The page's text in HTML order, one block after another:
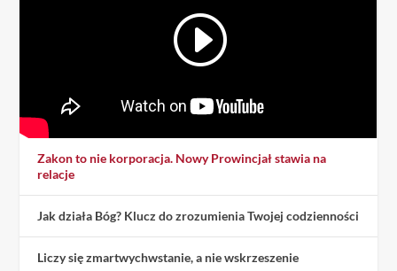
Zakon to nie korporacja. Nowy Prowincjał stawia na
relacje
Jak działa Bóg? Klucz do zrozumienia Twojej codzienności
Liczy się zmartwychwstanie, a nie wskrzeszenie